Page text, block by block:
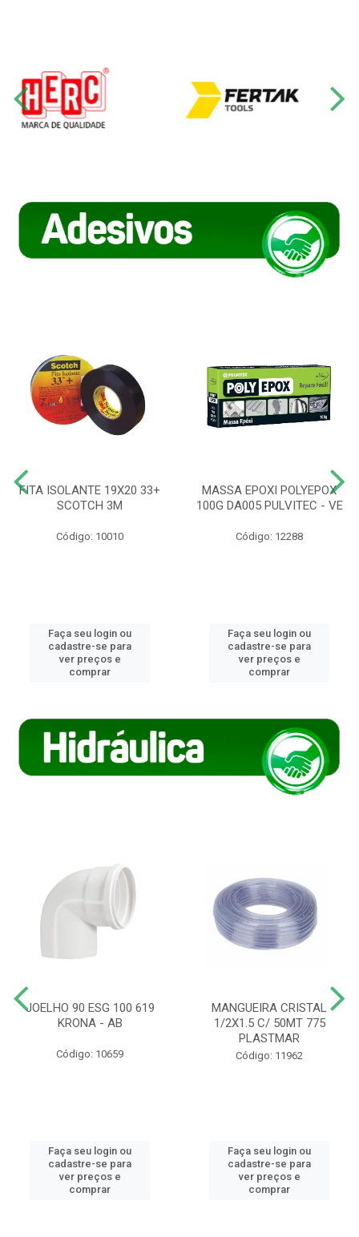
FITA ISOLANTE 19X20 33+
SCOTCH 3M
Código: 10010
Faça seu login ou
cadastre-se para
ver preços e
comprar
MASSA EPOXI POLYEPOX
100G DA005 PULVITEC - VE
Código: 12288
Faça seu login ou
cadastre-se para
ver preços e
comprar
JOELHO 90 ESG 100 619
KRONA - AB
Código: 10659
Faça seu login ou
cadastre-se para
ver preços e
comprar
MANGUEIRA CRISTAL
1/2X1.5 C/ 50MT 775
PLASTMAR
Código: 11962
Faça seu login ou
cadastre-se para
ver preços e
comprar